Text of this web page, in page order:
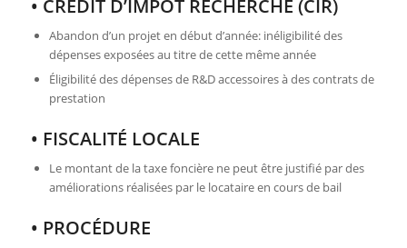
• CRÉDIT D’IMPÔT RECHERCHE (CIR)
Abandon d’un projet en début d’année: inéligibilité des
dépenses exposées au titre de cette même année
Éligibilité des dépenses de R&D accessoires à des contrats de
prestation
• FISCALITÉ LOCALE
Le montant de la taxe foncière ne peut être justifié par des
améliorations réalisées par le locataire en cours de bail
• PROCÉDURE